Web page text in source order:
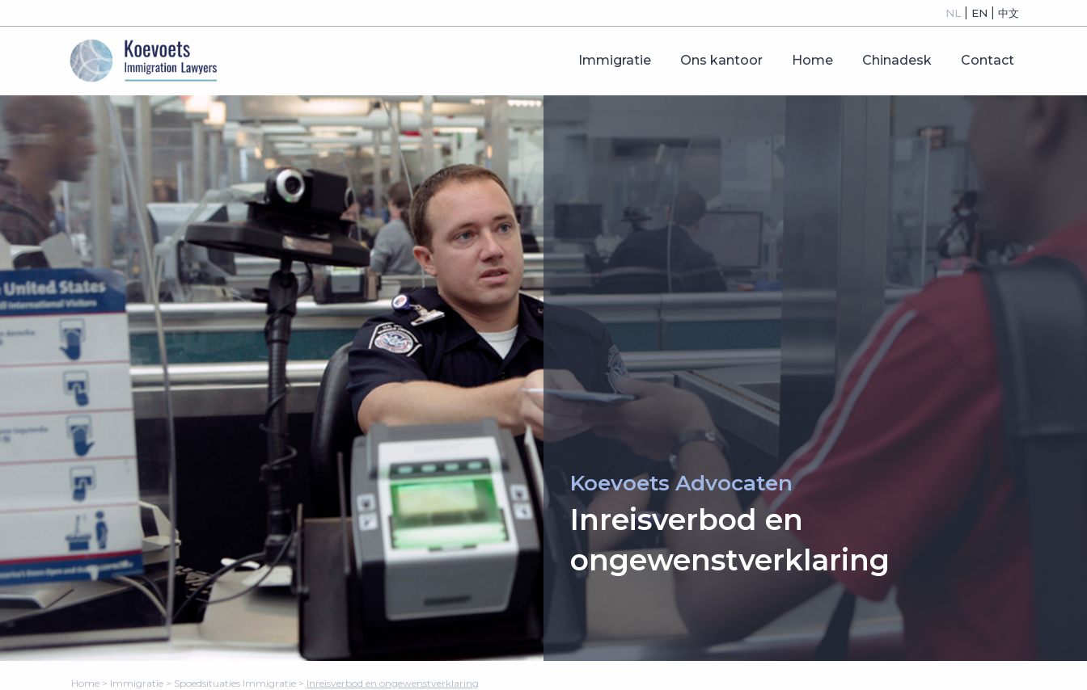
NL EN 中文
Immigratie Ons kantoor Home Chinadesk Contact
Koevoets Advocaten
Inreisverbod en
ongewenstverklaring
Home > Immigratie > Spoedsituaties Immigratie > Inreisverbod en ongewenstverklaring